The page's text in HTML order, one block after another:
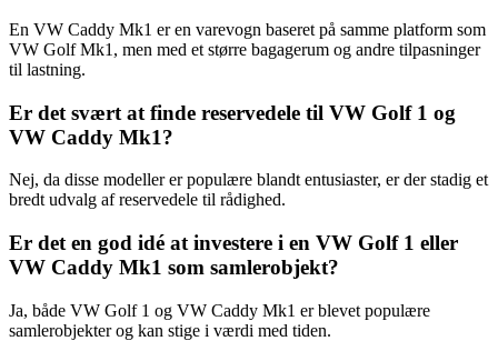
En VW Caddy Mk1 er en varevogn baseret på samme platform som
VW Golf Mk1, men med et større bagagerum og andre tilpasninger
til lastning.
Er det svært at finde reservedele til VW Golf 1 og
VW Caddy Mk1?
Nej, da disse modeller er populære blandt entusiaster, er der stadig et
bredt udvalg af reservedele til rådighed.
Er det en god idé at investere i en VW Golf 1 eller
VW Caddy Mk1 som samlerobjekt?
Ja, både VW Golf 1 og VW Caddy Mk1 er blevet populære
samlerobjekter og kan stige i værdi med tiden.